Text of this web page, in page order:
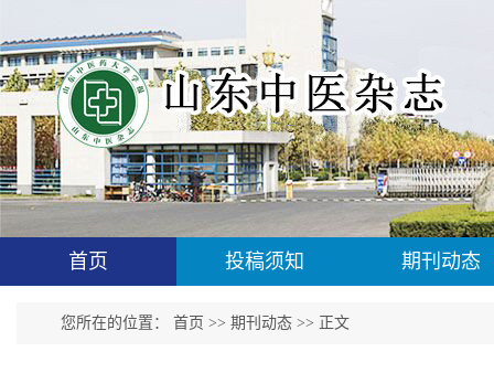
首页 投稿须知 期刊动态
您所在的位置： 首页 >> 期刊动态 >> 正文